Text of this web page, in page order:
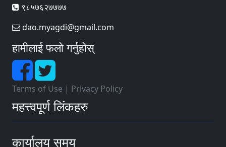
९८५७६२७७७७
dao.myagdi@gmail.com
हामीलाई फलो गर्नुहोस्
Terms of Use | Privacy Policy
महत्त्वपूर्ण लिंकहरु
कार्यालय समय